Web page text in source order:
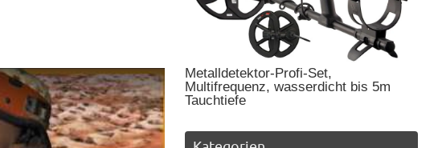
Metalldetektor-Profi-Set,
Multifrequenz, wasserdicht bis 5m
Tauchtiefe